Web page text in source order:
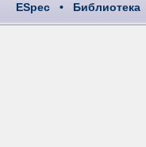
ESpec • Библиотека